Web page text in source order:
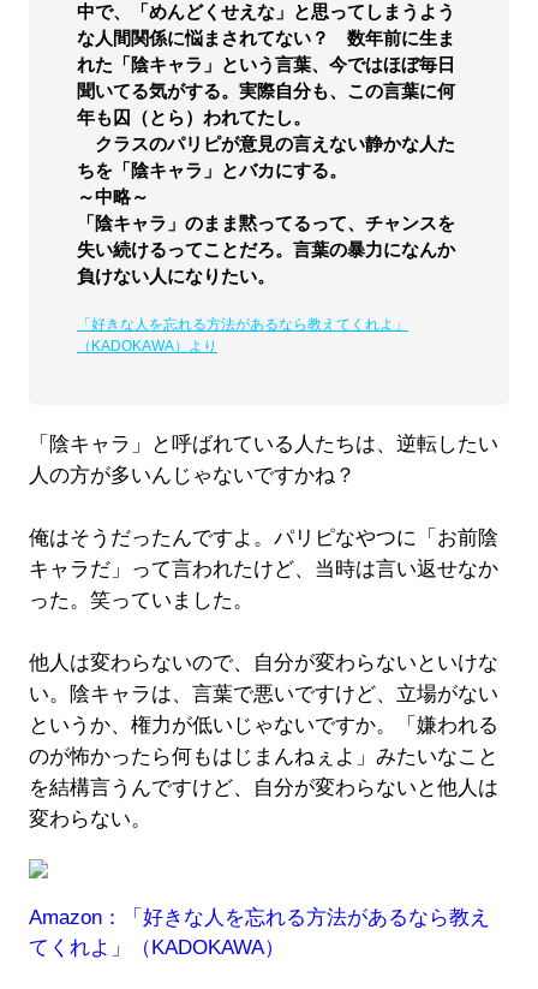
中で、「めんどくせえな」と思ってしまうよう
な人間関係に悩まされてない？ 数年前に生ま
れた「陰キャラ」という言葉、今ではほぼ毎日
聞いてる気がする。実際自分も、この言葉に何
年も囚（とら）われてたし。
クラスのパリピが意見の言えない静かな人た
ちを「陰キャラ」とバカにする。
～中略～
「陰キャラ」のまま黙ってるって、チャンスを
失い続けるってことだろ。言葉の暴力になんか
負けない人になりたい。
「好きな人を忘れる方法があるなら教えてくれよ」
（KADOKAWA）より
「陰キャラ」と呼ばれている人たちは、逆転したい
人の方が多いんじゃないですかね？
俺はそうだったんですよ。パリピなやつに「お前陰
キャラだ」って言われたけど、当時は言い返せなか
った。笑っていました。
他人は変わらないので、自分が変わらないといけな
い。陰キャラは、言葉で悪いですけど、立場がない
というか、権力が低いじゃないですか。「嫌われる
のが怖かったら何もはじまんねぇよ」みたいなこと
を結構言うんですけど、自分が変わらないと他人は
変わらない。
Amazon：「好きな人を忘れる方法があるなら教え
てくれよ」（KADOKAWA）